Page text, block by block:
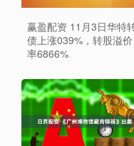
赢盈配资 11月3日华特
债上涨039%，转股溢价
率6866%